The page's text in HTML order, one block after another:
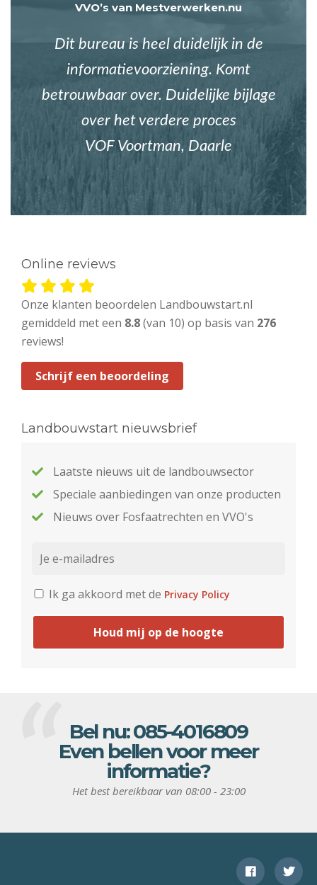
VVO’s van Mestverwerken.nu
Dit bureau is heel duidelijk in de
informatievoorziening. Komt
betrouwbaar over. Duidelijke bijlage
over het verdere proces
VOF Voortman, Daarle
Online reviews
Onze klanten beoordelen Landbouwstart.nl
gemiddeld met een 8.8(van 10) op basis van 276
reviews!
Schrijf een beoordeling
Landbouwstart nieuwsbrief
Laatste nieuws uit de landbouwsector
Speciale aanbiedingen van onze producten
Nieuws over Fosfaatrechten en VVO's
Ik ga akkoord met de Privacy Policy
Houd mij op de hoogte
Bel nu:085-4016809
Even bellen voor meer
informatie?
Het best bereikbaar van 08:00 - 23:00